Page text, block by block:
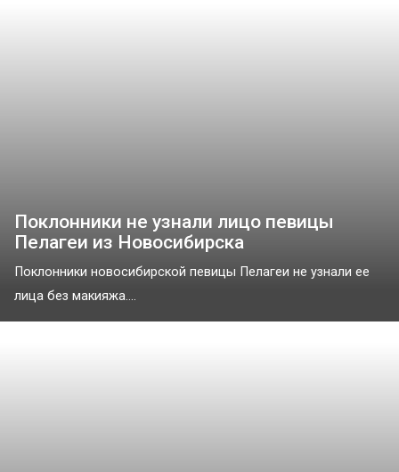
Поклонники не узнали лицо певицы
Пелагеи из Новосибирска
Поклонники новосибирской певицы Пелагеи не узнали ее
лица без макияжа....